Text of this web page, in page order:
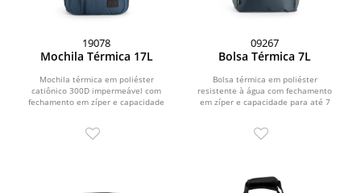
19078
Mochila Térmica 17L
Mochila térmica em poliéster
catiônico 300D impermeável com
fechamento em zíper e capacidade
09267
Bolsa Térmica 7L
Bolsa térmica em poliéster
resistente à água com fechamento
em zíper e capacidade para até 7